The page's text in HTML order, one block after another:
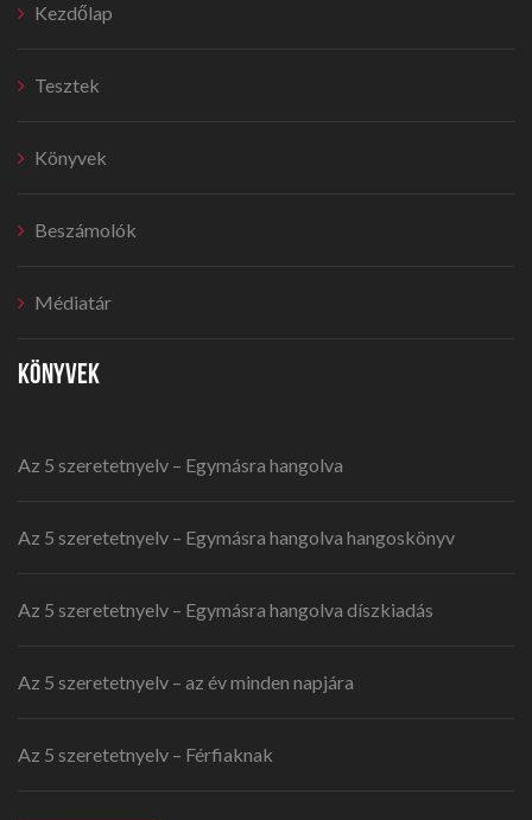
Kezdőlap
Tesztek
Könyvek
Beszámolók
Médiatár
KÖNYVEK
Az 5 szeretetnyelv – Egymásra hangolva
Az 5 szeretetnyelv – Egymásra hangolva hangoskönyv
Az 5 szeretetnyelv – Egymásra hangolva díszkiadás
Az 5 szeretetnyelv – az év minden napjára
Az 5 szeretetnyelv – Férfiaknak